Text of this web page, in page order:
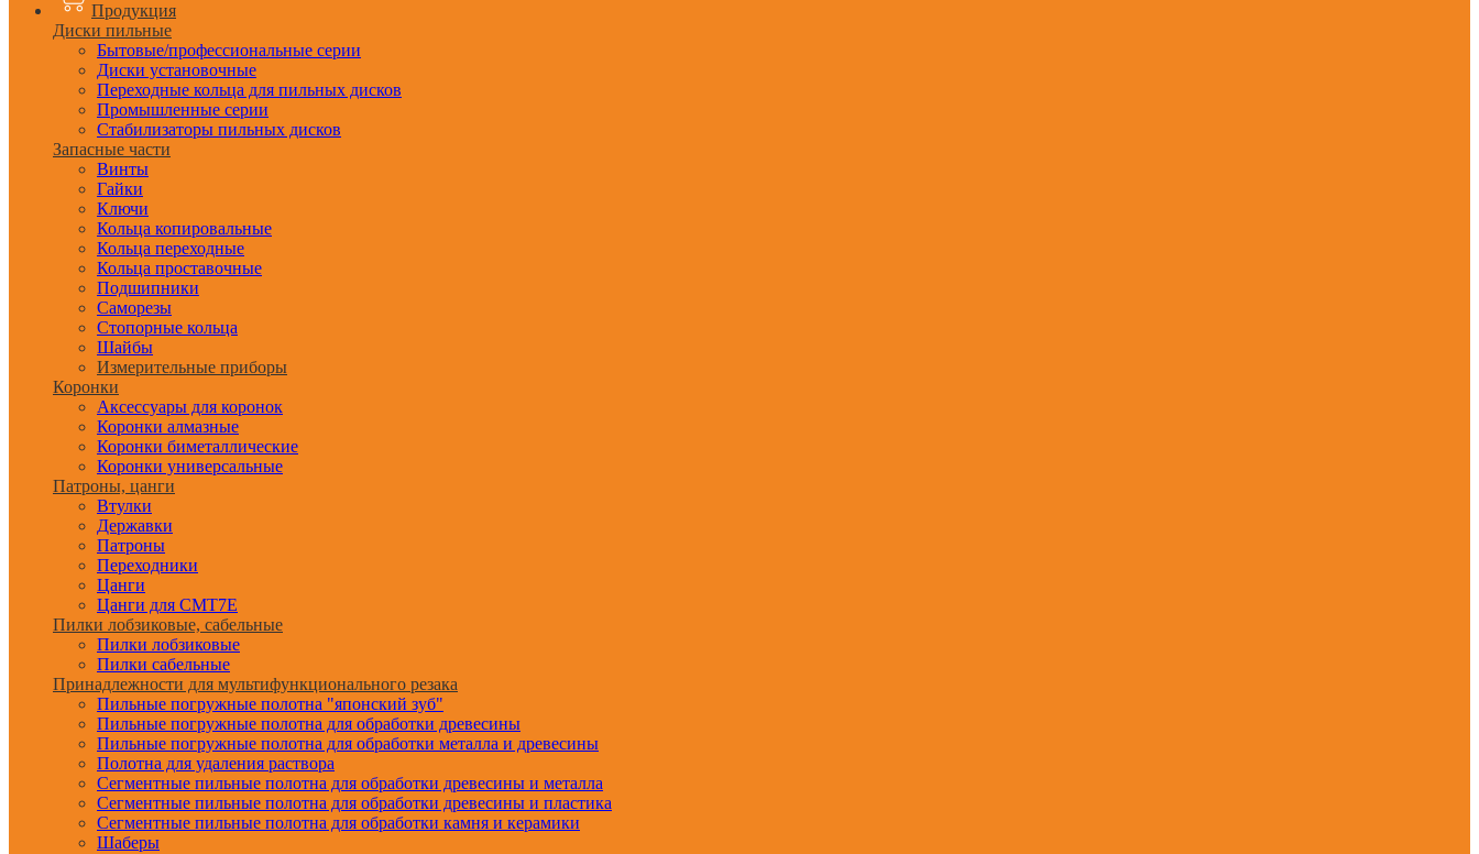
Продукция
Диски пильные
Бытовые/профессиональные серии
Диски установочные
Переходные кольца для пильных дисков
Промышленные серии
Стабилизаторы пильных дисков
Запасные части
Винты
Гайки
Ключи
Кольца копировальные
Кольца переходные
Кольца проставочные
Подшипники
Саморезы
Стопорные кольца
Шайбы
Измерительные приборы
Коронки
Аксессуары для коронок
Коронки алмазные
Коронки биметаллические
Коронки универсальные
Патроны, цанги
Втулки
Державки
Патроны
Переходники
Цанги
Цанги для CMT7E
Пилки лобзиковые, сабельные
Пилки лобзиковые
Пилки сабельные
Принадлежности для мультифункционального резака
Пильные погружные полотна "японский зуб"
Пильные погружные полотна для обработки древесины
Пильные погружные полотна для обработки металла и древесины
Полотна для удаления раствора
Сегментные пильные полотна для обработки древесины и металла
Сегментные пильные полотна для обработки древесины и пластика
Сегментные пильные полотна для обработки камня и керамики
Шаберы